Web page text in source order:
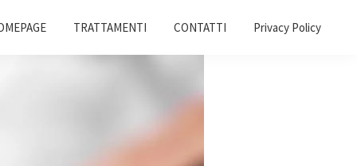
TRATTAMENTI CONTATTI Privacy Policy